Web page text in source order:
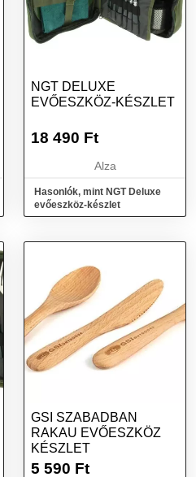
NGT DELUXE
EVŐESZKÖZ-KÉSZLET
18 490 Ft
Alza
Hasonlók, mint NGT Deluxe
evőeszköz-készlet
GSI SZABADBAN
RAKAU EVŐESZKÖZ
KÉSZLET
5 590 Ft